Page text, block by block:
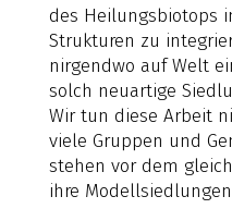
des Heilungsbiotops
Strukturen zu
nirgendwo auf Welt
solch neuartige
Wir tun diese Arbeit
viele Gruppen und
stehen vor dem
ihre